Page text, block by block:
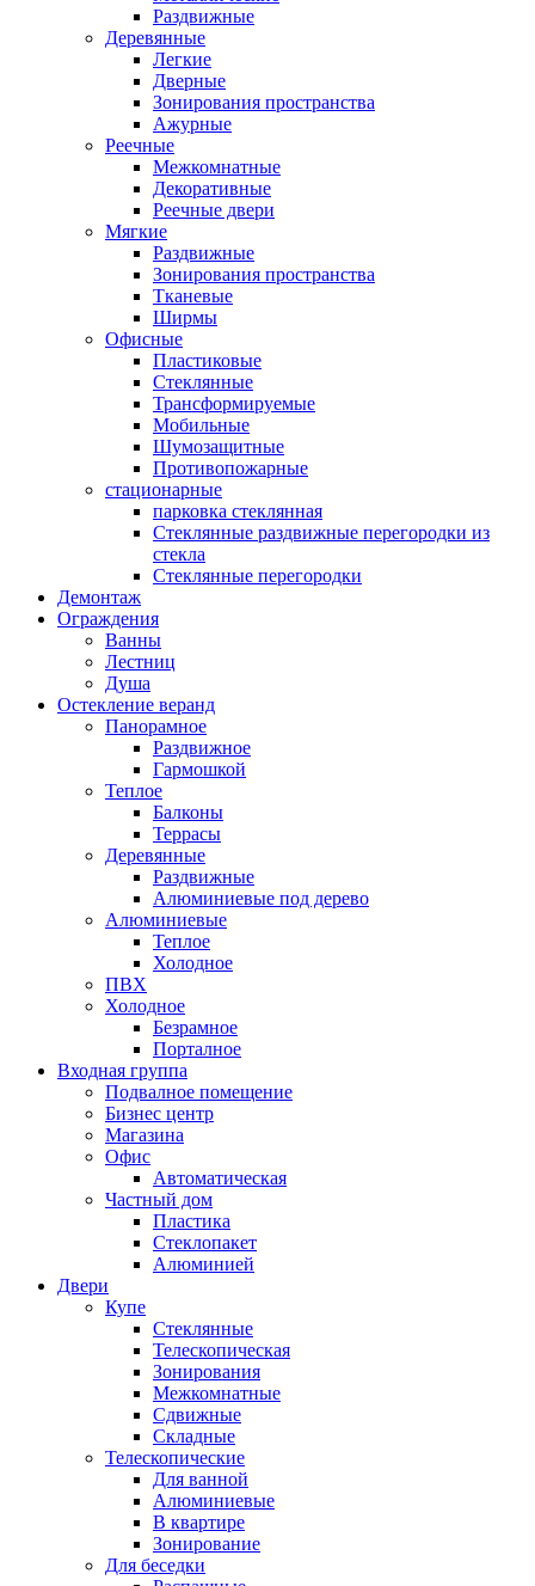
Раздвижные
Деревянные
Легкие
Дверные
Зонирования пространства
Ажурные
Реечные
Межкомнатные
Декоративные
Реечные двери
Мягкие
Раздвижные
Зонирования пространства
Тканевые
Ширмы
Офисные
Пластиковые
Стеклянные
Трансформируемые
Мобильные
Шумозащитные
Противопожарные
стационарные
парковка стеклянная
Стеклянные раздвижные перегородки из
стекла
Стеклянные перегородки
Демонтаж
Ограждения
Ванны
Лестниц
Душа
Остекление веранд
Панорамное
Раздвижное
Гармошкой
Теплое
Балконы
Террасы
Деревянные
Раздвижные
Алюминиевые под дерево
Алюминиевые
Теплое
Холодное
ПВХ
Холодное
Безрамное
Порталное
Входная группа
Подвалное помещение
Бизнес центр
Магазина
Офис
Автоматическая
Частный дом
Пластика
Стеклопакет
Алюминией
Двери
Купе
Стеклянные
Телескопическая
Зонирования
Межкомнатные
Сдвижные
Складные
Телескопические
Для ванной
Алюминиевые
В квартире
Зонирование
Для беседки